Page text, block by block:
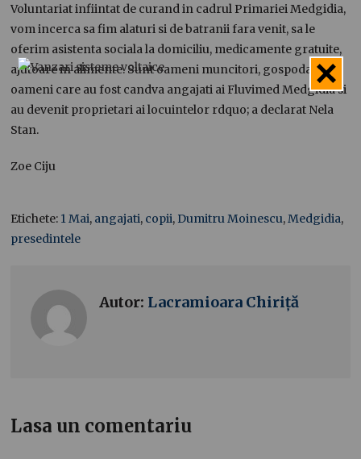
Voluntariat infiintat de curand in cadrul Primariei Medgidia,
vom incerca sa fim alaturi si de batranii fara venit, sa le
oferim asistenta sociala la domiciliu, medicamente gratuite,
ajutoare in alimente. Sunt oameni muncitori, gospodari,
oameni care au fost candva angajati ai Fluvimed Medgidia si
au devenit proprietari ai locuintelor rdquo; a declarat Nela
Stan.
Zoe Ciju
Etichete: 1 Mai, angajati, copii, Dumitru Moinescu,Medgidia,
presedintele
Autor: Lacramioara Chiriță
Lasa un comentariu